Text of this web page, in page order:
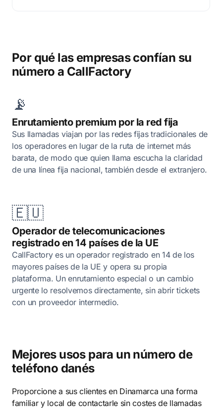
Por qué las empresas confían su
número a CallFactory
📡
Enrutamiento premium por la red fija
Sus llamadas viajan por las redes fijas tradicionales de
los operadores en lugar de la ruta de internet más
barata, de modo que quien llama escucha la claridad
de una línea fija nacional, también desde el extranjero.
🇪🇺
Operador de telecomunicaciones
registrado en 14 países de la UE
CallFactory es un operador registrado en 14 de los
mayores países de la UE y opera su propia
plataforma. Un enrutamiento especial o un cambio
urgente lo resolvemos directamente, sin abrir tickets
con un proveedor intermedio.
Mejores usos para un número de
teléfono danés
Proporcione a sus clientes en Dinamarca una forma
familiar y local de contactarle sin costes de llamadas